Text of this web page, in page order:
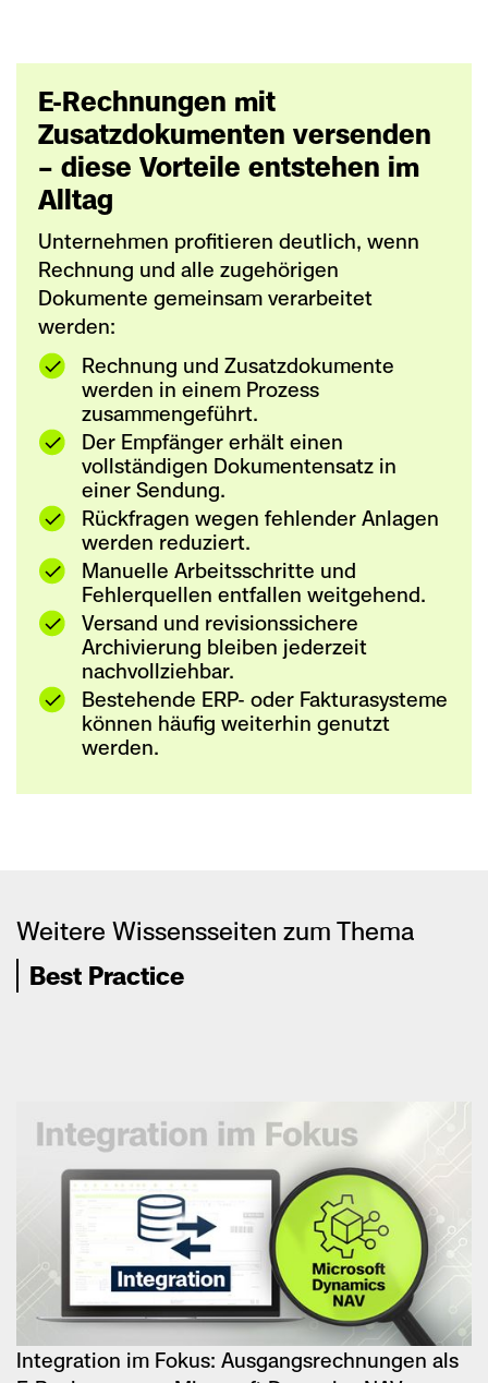
E-Rechnungen mit
Zusatzdokumenten versenden
– diese Vorteile entstehen im
Alltag
Unternehmen profitieren deutlich, wenn
Rechnung und alle zugehörigen
Dokumente gemeinsam verarbeitet
werden:
Rechnung und Zusatzdokumente
werden in einem Prozess
zusammengeführt.
Der Empfänger erhält einen
vollständigen Dokumentensatz in
einer Sendung.
Rückfragen wegen fehlender Anlagen
werden reduziert.
Manuelle Arbeitsschritte und
Fehlerquellen entfallen weitgehend.
Versand und revisionssichere
Archivierung bleiben jederzeit
nachvollziehbar.
Bestehende ERP- oder Fakturasysteme
können häufig weiterhin genutzt
werden.
Weitere Wissensseiten zum Thema
Best Practice
Integration im Fokus: Ausgangsrechnungen als